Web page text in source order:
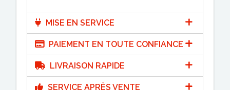
MISE EN SERVICE
PAIEMENT EN TOUTE CONFIANCE
LIVRAISON RAPIDE
SERVICE APRÈS VENTE